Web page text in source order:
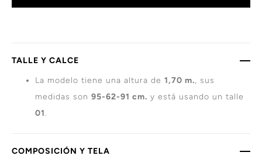
TALLE Y CALCE
La modelo tiene una altura de 1,70 m., sus
medidas son 95-62-91 cm. y está usando un talle
01.
COMPOSICIÓN Y TELA